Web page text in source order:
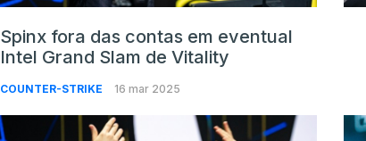
Spinx fora das contas em eventual
Intel Grand Slam de Vitality
COUNTER-STRIKE 16 mar 2025